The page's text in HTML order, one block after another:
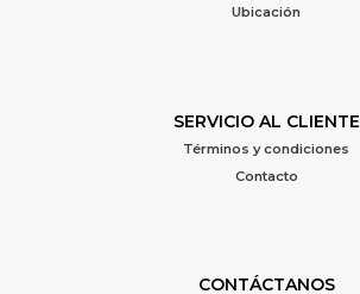
Ubicación
SERVICIO AL CLIENTE
Términos y condiciones
Contacto
CONTÁCTANOS